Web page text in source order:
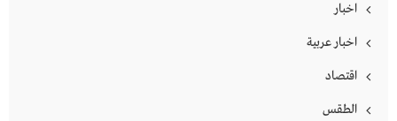
اخبار
اخبار عربية
اقتصاد
الطقس